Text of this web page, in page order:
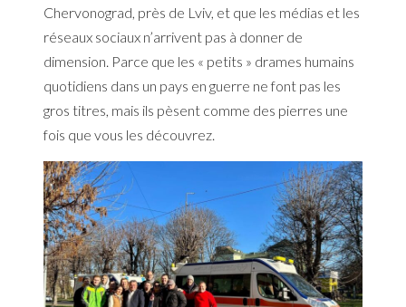
Chervonograd, près de Lviv, et que les médias et les
réseaux sociaux n’arrivent pas à donner de
dimension. Parce que les « petits » drames humains
quotidiens dans un pays en guerre ne font pas les
gros titres, mais ils pèsent comme des pierres une
fois que vous les découvrez.